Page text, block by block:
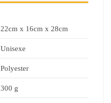
22cm x 16cm x 28cm
Unisexe
Polyester
300 g